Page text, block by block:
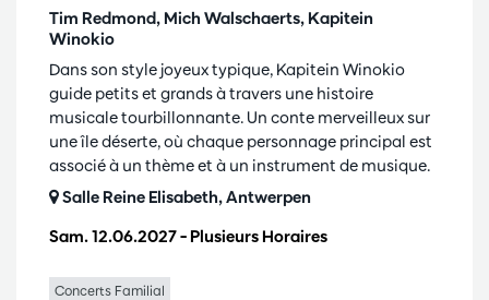
Tim Redmond, Mich Walschaerts, Kapitein
Winokio
Sam. 12.06.2027– Plusieurs Horaires
Dans son style joyeux typique, Kapitein Winokio
guide petits et grands à travers une histoire
musicale tourbillonnante. Un conte merveilleux sur
une île déserte, où chaque personnage principal est
associé à un thème et à un instrument de musique.
Salle Reine Elisabeth, Antwerpen
Concerts Familial